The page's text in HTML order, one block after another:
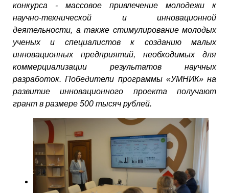
конкурса - массовое привлечение молодежи к
научно-технической и инновационной
деятельности, а также стимулирование молодых
ученых и специалистов к созданию малых
инновационных предприятий, необходимых для
коммерциализации результатов научных
разработок. Победители программы «УМНИК» на
развитие инновационного проекта получают
грант в размере 500 тысяч рублей.